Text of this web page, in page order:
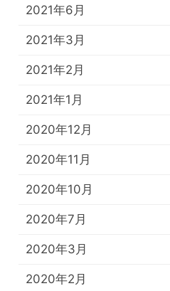
2021年6月
2021年3月
2021年2月
2021年1月
2020年12月
2020年11月
2020年10月
2020年7月
2020年3月
2020年2月